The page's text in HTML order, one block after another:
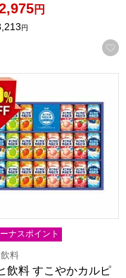
りに登録する
円
円
もの・お中元】
飲料 すこやかカルピ
ナスポイント
料
飲料 すこやかカルピ